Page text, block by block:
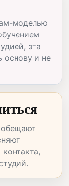
моделью
эта
основу и не
обещают